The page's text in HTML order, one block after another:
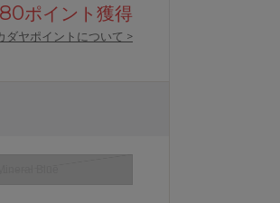
ポイント獲得
ダヤポイントについて >